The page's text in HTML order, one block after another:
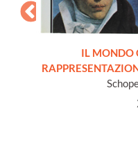
IL MONDO